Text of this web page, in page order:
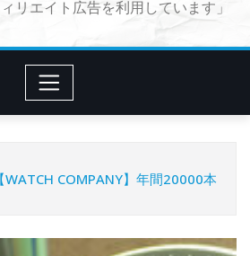
リエイト広告を利用しています」
COMPANY】年間20000本